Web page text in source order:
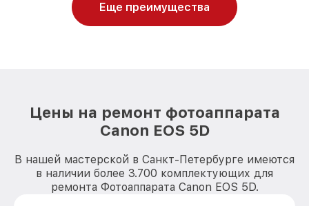
Еще преимущества
Цены на ремонт фотоаппарата
Canon EOS 5D
В нашей мастерской в Санкт-Петербурге имеются
в наличии более 3.700 комплектующих для
ремонта Фотоаппарата Canon EOS 5D.